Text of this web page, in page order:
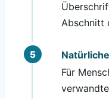
Abschnitt
Für